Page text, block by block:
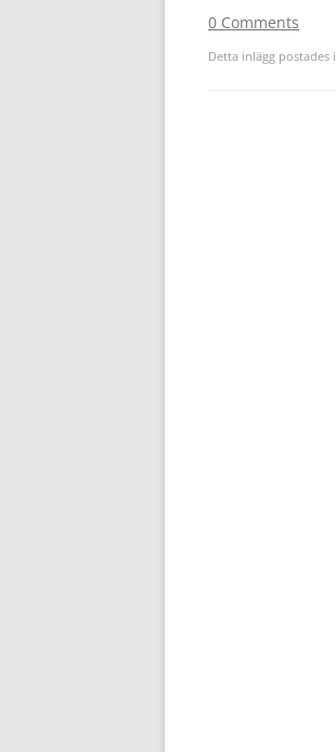
0 Comments
Detta inlägg postades i